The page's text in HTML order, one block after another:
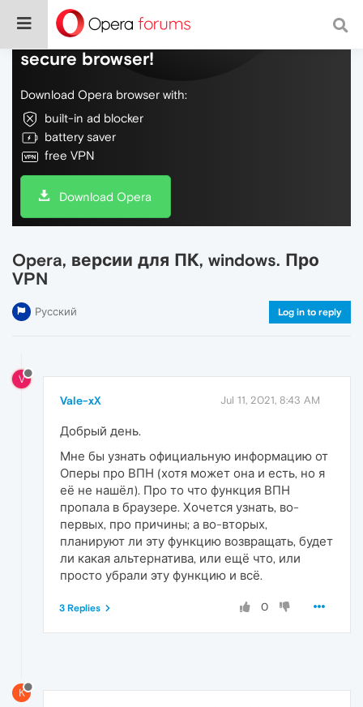
Do more on the web, with a fast and
secure browser!
Download Opera browser with:
built-in ad blocker
battery saver
free VPN
Download Opera
Opera, версии для ПК, windows. Про
VPN
Русский Log in to reply
V
Vale-xX Jul 11, 2021, 8:43 AM
Добрый день.
Мне бы узнать официальную информацию от
Оперы про ВПН (хотя может она и есть, но я
её не нашёл). Про то что функция ВПН
пропала в браузере. Хочется узнать, во-
первых, про причины; а во-вторых,
планируют ли эту функцию возвращать, будет
ли какая альтернатива, или ещё что, или
просто убрали эту функцию и всё.
0
3 Replies
K